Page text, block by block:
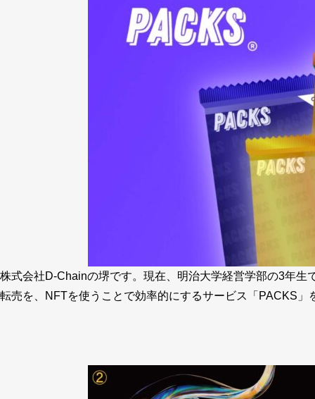
株式会社D-Chainの堺です。現在、明治大学経営学部の3年
転売を、NFTを使うことで効率的にするサービス「PACKS」